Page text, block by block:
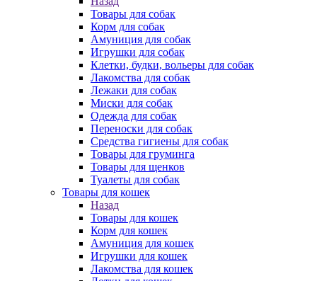
Товары для собак
Корм для собак
Амуниция для собак
Игрушки для собак
Клетки, будки, вольеры для собак
Лакомства для собак
Лежаки для собак
Миски для собак
Одежда для собак
Переноски для собак
Средства гигиены для собак
Товары для груминга
Товары для щенков
Туалеты для собак
Товары для кошек
Назад
Товары для кошек
Корм для кошек
Амуниция для кошек
Игрушки для кошек
Лакомства для кошек